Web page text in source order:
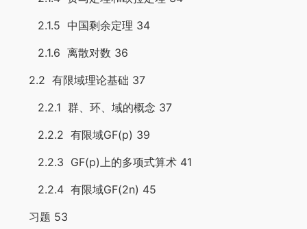
2.1.5 中国剩余定理 34
2.1.6 离散对数 36
2.2 有限域理论基础 37
2.2.1 群、环、域的概念 37
2.2.2 有限域GF(p) 39
2.2.3 GF(p)上的多项式算术 41
2.2.4 有限域GF(2n) 45
习题 53